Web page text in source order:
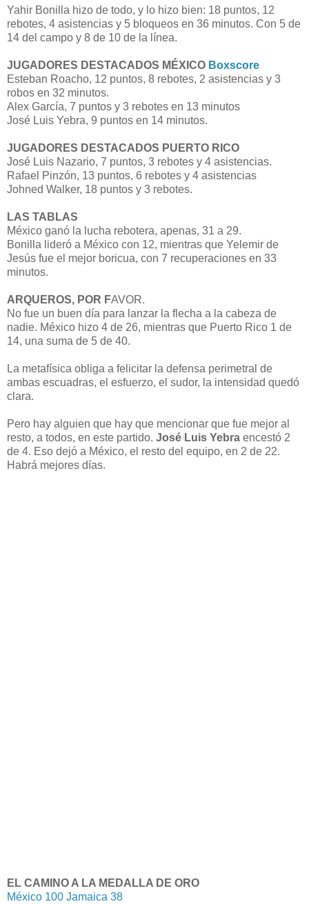
Yahir Bonilla hizo de todo, y lo hizo bien: 18 puntos, 12
rebotes, 4 asistencias y 5 bloqueos en 36 minutos. Con 5 de
14 del campo y 8 de 10 de la línea.
JUGADORES DESTACADOS MÉXICO Boxscore
Esteban Roacho, 12 puntos, 8 rebotes, 2 asistencias y 3
robos en 32 minutos.
Alex García, 7 puntos y 3 rebotes en 13 minutos
José Luis Yebra, 9 puntos en 14 minutos.
JUGADORES DESTACADOS PUERTO RICO
José Luis Nazario, 7 puntos, 3 rebotes y 4 asistencias.
Rafael Pinzón, 13 puntos, 6 rebotes y 4 asistencias
Johned Walker, 18 puntos y 3 rebotes.
LAS TABLAS
México ganó la lucha rebotera, apenas, 31 a 29.
Bonilla lideró a México con 12, mientras que Yelemir de
Jesús fue el mejor boricua, con 7 recuperaciones en 33
minutos.
ARQUEROS, POR FAVOR.
No fue un buen día para lanzar la flecha a la cabeza de
nadie. México hizo 4 de 26, mientras que Puerto Rico 1 de
14, una suma de 5 de 40.
La metafísica obliga a felicitar la defensa perimetral de
ambas escuadras, el esfuerzo, el sudor, la intensidad quedó
clara.
Pero hay alguien que hay que mencionar que fue mejor al
resto, a todos, en este partido. José Luis Yebra encestó 2
de 4. Eso dejó a México, el resto del equipo, en 2 de 22.
Habrá mejores días.
EL CAMINO A LA MEDALLA DE ORO
México 100 Jamaica 38